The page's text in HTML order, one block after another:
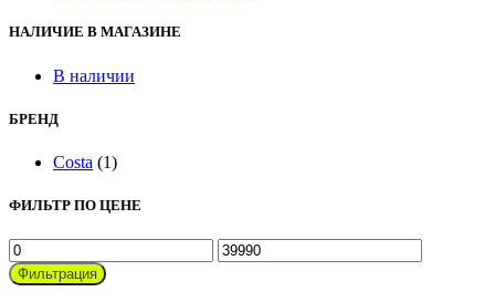
НАЛИЧИЕ В МАГАЗИНЕ
В наличии
БРЕНД
Costa (1)
ФИЛЬТР ПО ЦЕНЕ
Минимальная
цена
Максимальная
цена
Фильтрация